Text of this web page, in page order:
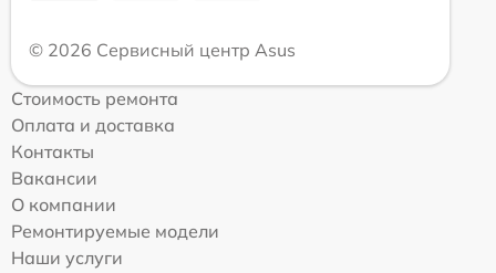
© 2026 Сервисный центр Asus
Стоимость ремонта
Оплата и доставка
Контакты
Вакансии
О компании
Ремонтируемые модели
Наши услуги